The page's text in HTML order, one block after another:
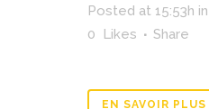
Posted at 15:53h in
0
Likes Share
EN SAVOIR PLUS